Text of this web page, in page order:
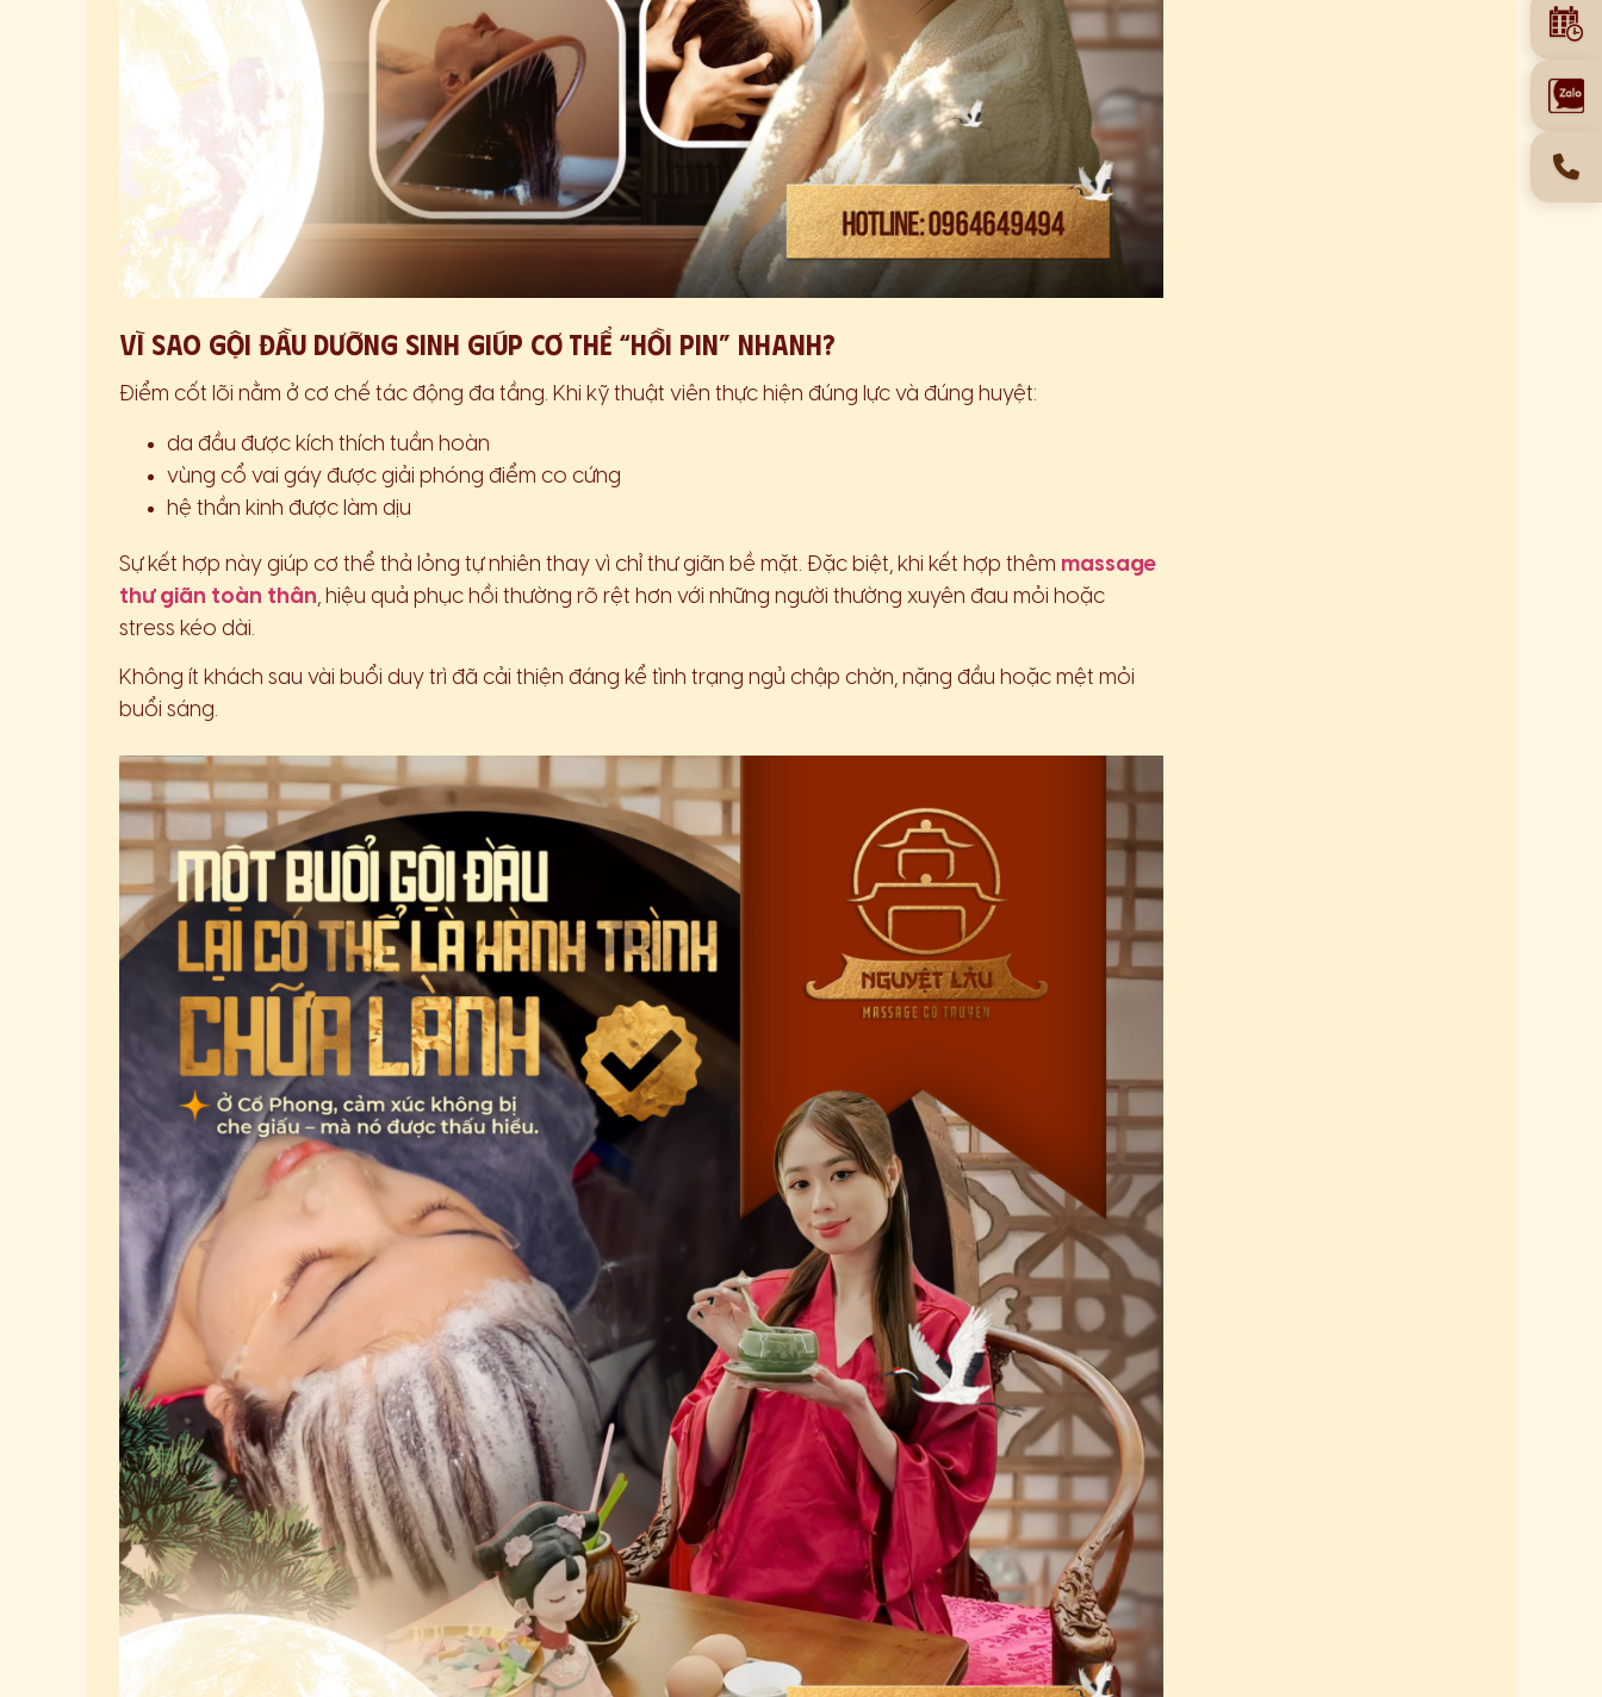
Vì sao gội đầu dưỡng sinh giúp cơ thể “hồi pin” nhanh?
Điểm cốt lõi nằm ở cơ chế tác động đa tầng. Khi kỹ thuật viên thực hiện đúng lực và đúng huyệt:
da đầu được kích thích tuần hoàn
vùng cổ vai gáy được giải phóng điểm co cứng
hệ thần kinh được làm dịu
Sự kết hợp này giúp cơ thể thả lỏng tự nhiên thay vì chỉ thư giãn bề mặt. Đặc biệt, khi kết hợp thêm massage
thư giãn toàn thân, hiệu quả phục hồi thường rõ rệt hơn với những người thường xuyên đau mỏi hoặc
stress kéo dài.
Không ít khách sau vài buổi duy trì đã cải thiện đáng kể tình trạng ngủ chập chờn, nặng đầu hoặc mệt mỏi
buổi sáng.